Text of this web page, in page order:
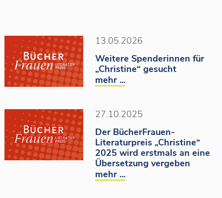
13.05.2026
Weitere Spenderinnen für
„Christine“ gesucht
mehr ...
27.10.2025
Der BücherFrauen-
Literaturpreis „Christine“
2025 wird erstmals an eine
Übersetzung vergeben
mehr ...